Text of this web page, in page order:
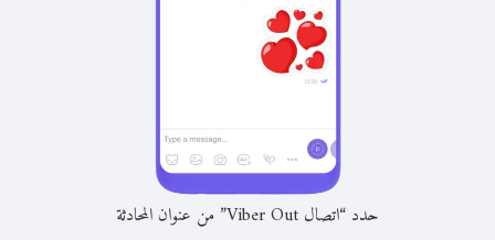
حدد “اتصال Viber Out” من عنوان المحادثة